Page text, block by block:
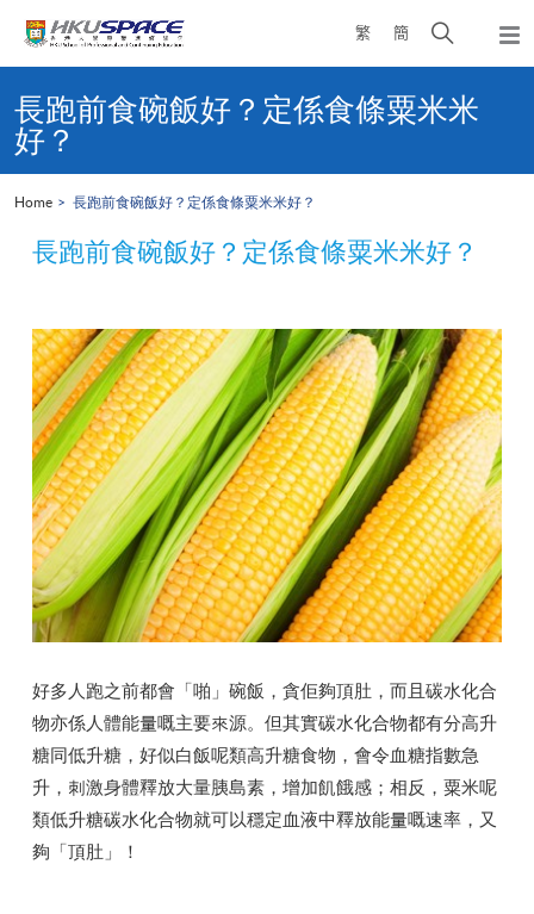
繁 簡
Open
search
panel
content
start長跑前食碗飯好？定係食條粟⽶米
好？
Home 長跑前食碗飯好？定係食條粟⽶米好？
長跑前食碗飯好？定係食條粟⽶米好？
好多人跑之前都會「啪」碗飯，貪佢夠頂肚，⽽且碳⽔化合
物亦係⼈體能量嘅主要來源。但其實碳水化合物都有分高升
糖同低升糖，好似⽩飯呢類高升糖食物，會令血糖指數急
升，刺激⾝體釋放大量胰島素，增加飢餓感；相反，粟米呢
類低升糖碳水化合物就可以穩定血液中釋放能量嘅速率，又
夠「頂肚」！